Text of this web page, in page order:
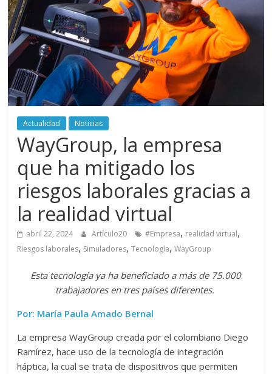
periodismo
digital
del
Politécnico
Grancolombiano
Actualidad Noticias
WayGroup, la empresa
que ha mitigado los
riesgos laborales gracias a
la realidad virtual
abril 22, 2024 Artículo20 #Empresa, realidad virtual,
Riesgos laborales, Simuladores,Tecnología,WayGroup
Esta tecnología ya ha beneficiado a más de 75.000
trabajadores en tres países diferentes.
Por: María Paula Amado Bernal
La empresa WayGroup creada por el colombiano Diego
Ramírez, hace uso de la tecnología de integración
háptica, la cual se trata de dispositivos que permiten